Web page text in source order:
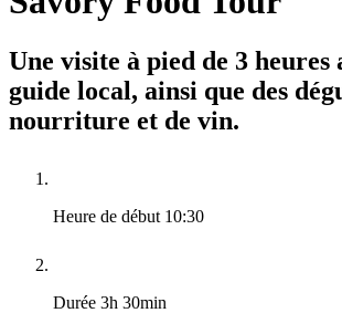
Une visite à pied de 3 heures
guide local, ainsi que des
nourriture et de vin.
Heure de début 10:30
Durée 3h 30min